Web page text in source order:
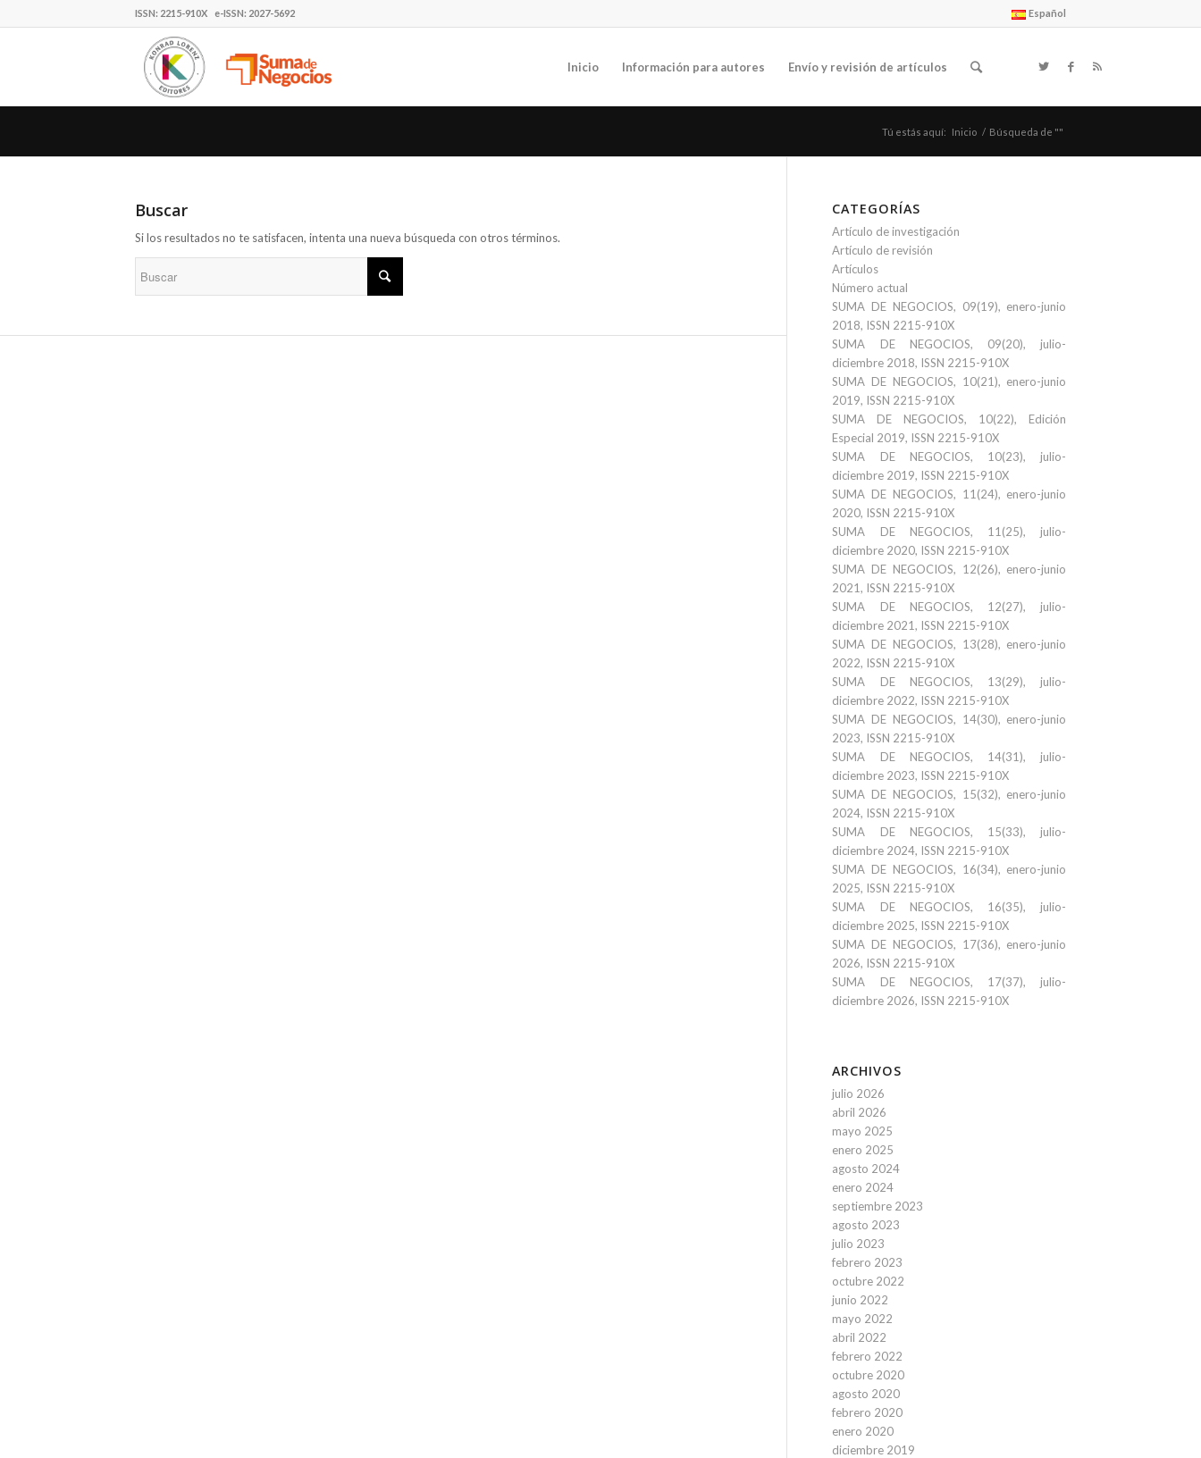
Español
ISSN: 2215-910X e-ISSN: 2027-5692
Inicio Información para autores Envío y revisión de artículos
Tú estás aquí: Inicio / Búsqueda de ""
Buscar
Si los resultados no te satisfacen, intenta una nueva búsqueda con otros términos.
CATEGORÍAS
Artículo de investigación
Artículo de revisión
Artículos
Número actual
SUMA DE NEGOCIOS, 09(19), enero-junio
2018, ISSN 2215-910X
SUMA DE NEGOCIOS, 09(20), julio-
diciembre 2018, ISSN 2215-910X
SUMA DE NEGOCIOS, 10(21), enero-junio
2019, ISSN 2215-910X
SUMA DE NEGOCIOS, 10(22), Edición
Especial 2019, ISSN 2215-910X
SUMA DE NEGOCIOS, 10(23), julio-
diciembre 2019, ISSN 2215-910X
SUMA DE NEGOCIOS, 11(24), enero-junio
2020, ISSN 2215-910X
SUMA DE NEGOCIOS, 11(25), julio-
diciembre 2020, ISSN 2215-910X
SUMA DE NEGOCIOS, 12(26), enero-junio
2021, ISSN 2215-910X
SUMA DE NEGOCIOS, 12(27), julio-
diciembre 2021, ISSN 2215-910X
SUMA DE NEGOCIOS, 13(28), enero-junio
2022, ISSN 2215-910X
SUMA DE NEGOCIOS, 13(29), julio-
diciembre 2022, ISSN 2215-910X
SUMA DE NEGOCIOS, 14(30), enero-junio
2023, ISSN 2215-910X
SUMA DE NEGOCIOS, 14(31), julio-
diciembre 2023, ISSN 2215-910X
SUMA DE NEGOCIOS, 15(32), enero-junio
2024, ISSN 2215-910X
SUMA DE NEGOCIOS, 15(33), julio-
diciembre 2024, ISSN 2215-910X
SUMA DE NEGOCIOS, 16(34), enero-junio
2025, ISSN 2215-910X
SUMA DE NEGOCIOS, 16(35), julio-
diciembre 2025, ISSN 2215-910X
SUMA DE NEGOCIOS, 17(36), enero-junio
2026, ISSN 2215-910X
SUMA DE NEGOCIOS, 17(37), julio-
diciembre 2026, ISSN 2215-910X
ARCHIVOS
julio 2026
abril 2026
mayo 2025
enero 2025
agosto 2024
enero 2024
septiembre 2023
agosto 2023
julio 2023
febrero 2023
octubre 2022
junio 2022
mayo 2022
abril 2022
febrero 2022
octubre 2020
agosto 2020
febrero 2020
enero 2020
diciembre 2019